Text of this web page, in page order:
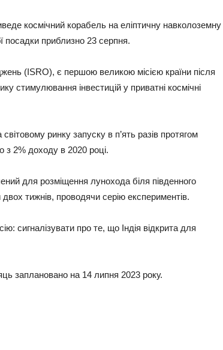
космічний корабель на еліптичну навколоземну
посадки приблизно 23 серпня.
(ISRO), є першою великою місією країни після
стимулювання інвестицій у приватні космічні
ринку запуску в п’ять разів протягом
з 2% доходу в 2020 році.
для розміщення лунохода біля південного
тижнів, проводячи серію експериментів.
сигналізувати про те, що Індія відкрита для
заплановано на 14 липня 2023 року.